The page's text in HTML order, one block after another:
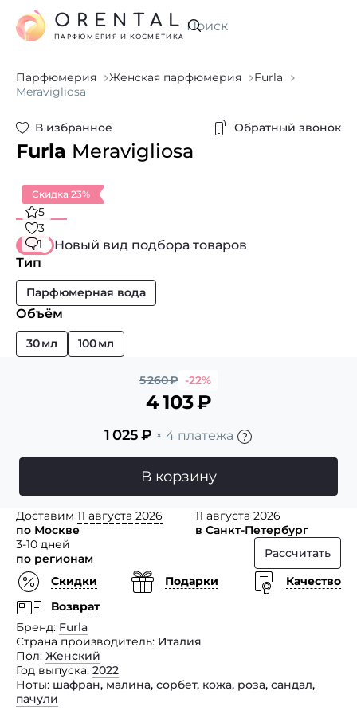
Искать
ORENTAL
ПАРФЮМЕРИЯ И КОСМЕТИКА
Парфюмерия Женская парфюмерия
Furla
Meravigliosa
В избранное Обратный звонок
Furla Meravigliosa
Скидка 23%
5
3
1
Новый вид подбора товаров
Тип
Парфюмерная вода
Объём
30 мл 100 мл
5 260₽ -22%
4 103₽
1 025₽ × 4 платежа
В корзину
Доставим 11 августа 2026
по Москве
11 августа 2026
в Санкт-Петербург
3-10 дней
по регионам
Рассчитать
Скидки
Подарки
Качество
Возврат
Бренд Furla
Страна производитель Италия
Пол Женский
Год выпуска 2022
Ноты шафран, малина, сорбет, кожа, роза, сандал,
пачули